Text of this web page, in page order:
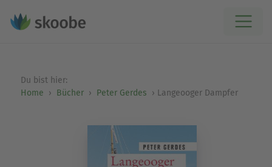
Du bist hier:
Home
Bücher Peter Gerdes Langeooger Dampfer